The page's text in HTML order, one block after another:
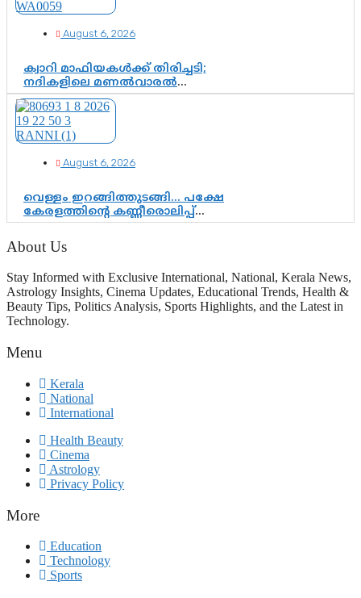
—ആയങ്കി കസ്റ്റഡിയിലായാൽ
വിവരങ്ങൾ?”
August 6, 2026
ക്വാറി മാഫിയകൾക്ക് തിരിച്ചടി;
നദികളിലെ മണൽവാരൽ
പുനരാരംഭിക്കാൻ വി.ഡി. സർക്കാർ
തീരുമാനം
August 6, 2026
വെള്ളം ഇറങ്ങിത്തുടങ്ങി… പക്ഷേ
കേരളത്തിന്റെ കണ്ണീരൊലിപ്പ്
എന്നവസാനിക്കും?
About Us
Stay Informed with Exclusive International, National, Kerala News,
Astrology Insights, Cinema Updates, Educational Trends, Health &
Beauty Tips, Politics Analysis, Sports Highlights, and the Latest in
Technology.
Menu
Kerala
National
International
Health Beauty
Cinema
Astrology
Privacy Policy
More
Education
Technology
Sports